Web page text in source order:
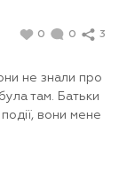
0 0 3
не знали про
там. Батьки
вони мене